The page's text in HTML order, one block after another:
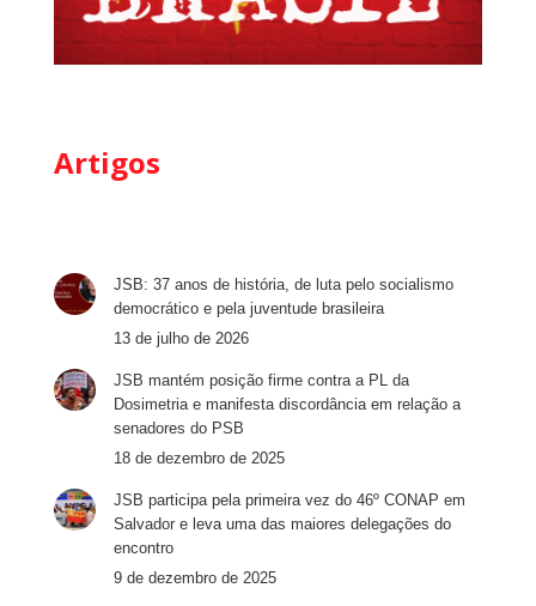
Artigos
JSB: 37 anos de história, de luta pelo socialismo
democrático e pela juventude brasileira
13 de julho de 2026
JSB mantém posição firme contra a PL da
Dosimetria e manifesta discordância em relação a
senadores do PSB
18 de dezembro de 2025
JSB participa pela primeira vez do 46º CONAP em
Salvador e leva uma das maiores delegações do
encontro
9 de dezembro de 2025